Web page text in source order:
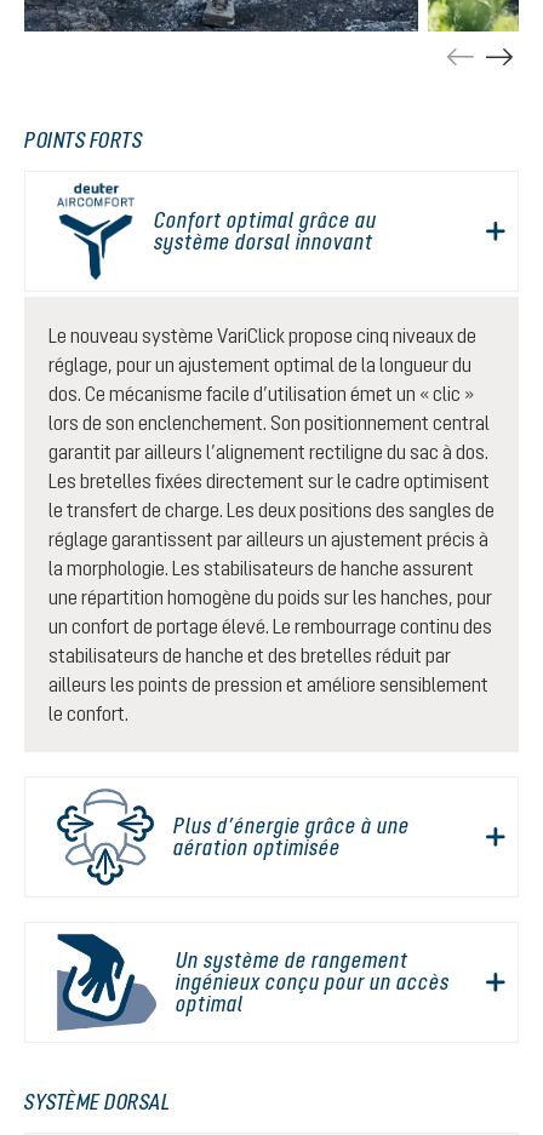
POINTS FORTS
Confort optimal grâce au
système dorsal innovant
Le nouveau système VariClick propose cinq niveaux de
réglage, pour un ajustement optimal de la longueur du
dos. Ce mécanisme facile d’utilisation émet un « clic »
lors de son enclenchement. Son positionnement central
garantit par ailleurs l’alignement rectiligne du sac à dos.
Les bretelles fixées directement sur le cadre optimisent
le transfert de charge. Les deux positions des sangles de
réglage garantissent par ailleurs un ajustement précis à
la morphologie. Les stabilisateurs de hanche assurent
une répartition homogène du poids sur les hanches, pour
un confort de portage élevé. Le rembourrage continu des
stabilisateurs de hanche et des bretelles réduit par
ailleurs les points de pression et améliore sensiblement
le confort.
Plus d’énergie grâce à une
aération optimisée
Un système de rangement
ingénieux conçu pour un accès
optimal
SYSTÈME DORSAL